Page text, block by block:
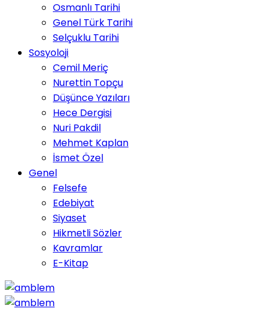
Osmanlı Tarihi
Genel Türk Tarihi
Selçuklu Tarihi
Sosyoloji
Cemil Meriç
Nurettin Topçu
Düşünce Yazıları
Hece Dergisi
Nuri Pakdil
Mehmet Kaplan
İsmet Özel
Genel
Felsefe
Edebiyat
Siyaset
Hikmetli Sözler
Kavramlar
E-Kitap